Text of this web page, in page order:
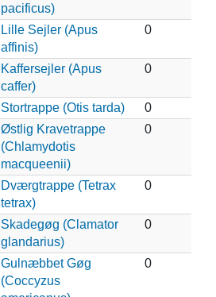
pacificus)
Lille Sejler (Apus
affinis)
0
Kaffersejler (Apus
caffer)
0
Stortrappe (Otis tarda)
0
Østlig Kravetrappe
(Chlamydotis
macqueenii)
0
Dværgtrappe (Tetrax
tetrax)
0
Skadegøg (Clamator
glandarius)
0
Gulnæbbet Gøg
(Coccyzus
0